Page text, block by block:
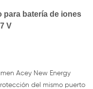
para batería de iones
V
Acey New Energy
del mismo puerto